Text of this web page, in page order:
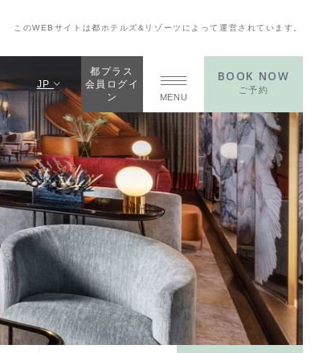
JP
都プラス
会員ログイ
ン
MENU
BOOK NOW
ご予約
このWEBサイトは都ホテルズ&リゾーツによって運営されています。